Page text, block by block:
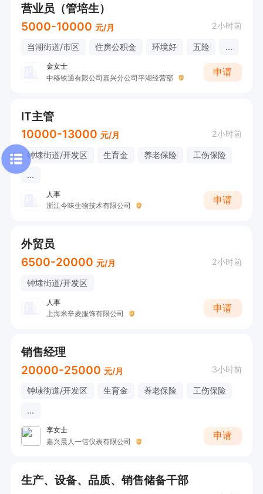
营业员（管培生）
5000-10000 元/月 2小时前
当湖街道/市区 住房公积金 环境好 五险 ...
金女士
中移铁通有限公司嘉兴分公司平湖经营部
申请
IT主管
10000-13000 元/月 2小时前
钟埭街道/开发区 生育金 养老保险
工伤保险
...
人事
浙江今味生物技术有限公司
申请
外贸员
6500-20000 元/月 2小时前
钟埭街道/开发区
人事
上海米辛麦服饰有限公司
申请
销售经理
20000-25000 元/月 3小时前
钟埭街道/开发区 生育金 养老保险
工伤保险
...
李女士
嘉兴晨人一信仪表有限公司
申请
生产、设备、品质、销售储备干部